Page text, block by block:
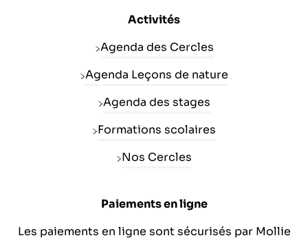
Activités
Agenda des Cercles
Agenda Leçons de nature
Agenda des stages
Formations scolaires
Nos Cercles
Paiements en ligne
Les paiements en ligne sont sécurisés par Mollie